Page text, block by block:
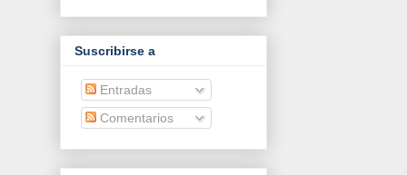
Suscribirse a
Entradas
Comentarios